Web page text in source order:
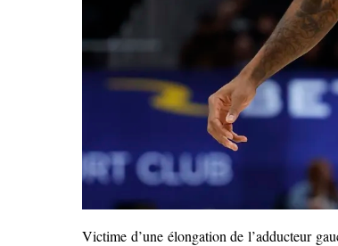
Victime d’une élongation de l’adducteur